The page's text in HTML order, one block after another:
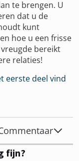
te brengen. U
dat u de
kunt
hoe u een frisse
bereikt
relaties!
eerste deel vind
fijn?